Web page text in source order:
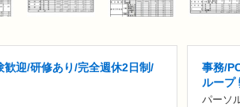
歓迎/研修あり/完全週休2日制/
事務/
ループ
パーソ